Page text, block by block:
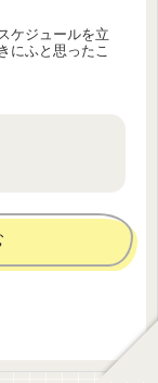
自宅でギター
しくなってし
ケジュールを立
にふと思ったこ